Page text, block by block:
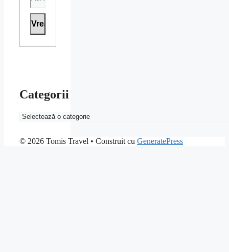
Categorii
Categorii
© 2026 Tomis Travel • Construit cu GeneratePress